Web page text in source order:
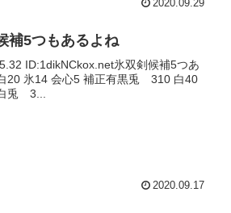
2020.09.29
補5つもあるよね
ID:1dikNCkox.net氷双剣候補5つあ
20 氷14 会心5 補正有黒兎 310 白40
兎 3...
2020.09.17